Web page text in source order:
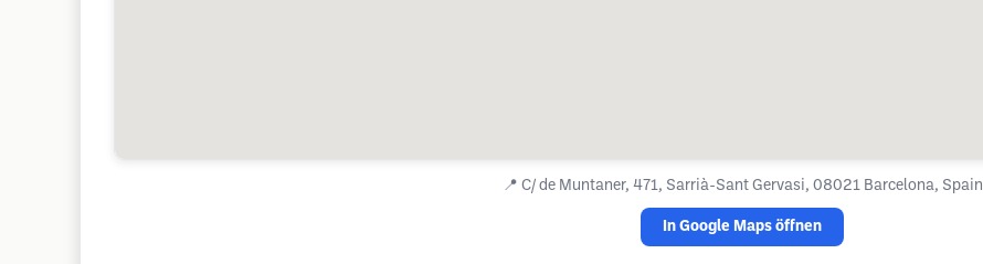
📍 C/ de Muntaner, 471, Sarrià-Sant Gervasi, 08021 Barcelona, Spain
In Google Maps öffnen